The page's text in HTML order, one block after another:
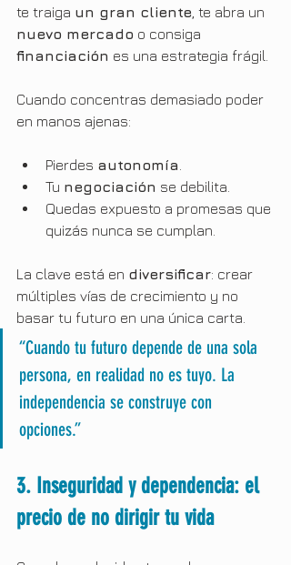
te traiga un gran cliente , te abra un
nuevo mercado o consiga
financiación es una estrategia frágil.
Cuando concentras demasiado poder
en manos ajenas:
Pierdes autonomía
Tu negociación se debilita.
Quedas expuesto a promesas que
quizás nunca se cumplan.
La clave está en diversificar: crear
múltiples vías de crecimiento y no
basar tu futuro en una única carta.
“Cuando tu futuro depende de una sola
persona, en realidad no es tuyo. La
independencia se construye con
opciones.”
3. Inseguridad y dependencia: el
precio de no dirigir tu vida